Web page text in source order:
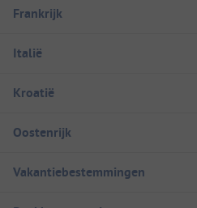
Frankrijk
Italië
Kroatië
Oostenrijk
Vakantiebestemmingen